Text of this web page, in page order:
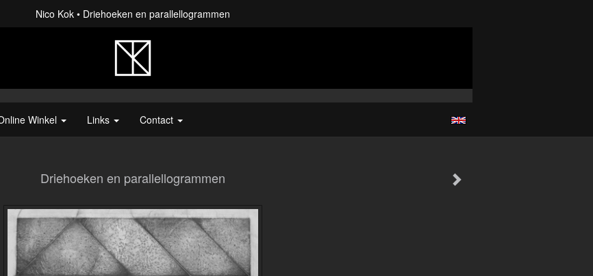
Nico Kok Driehoeken en parallellogrammen
Winkel Links Contact
Driehoeken en parallellogrammen